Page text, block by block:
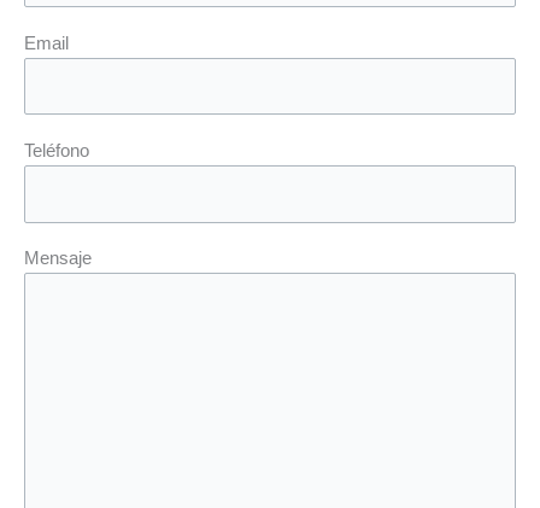
Email
Teléfono
Mensaje